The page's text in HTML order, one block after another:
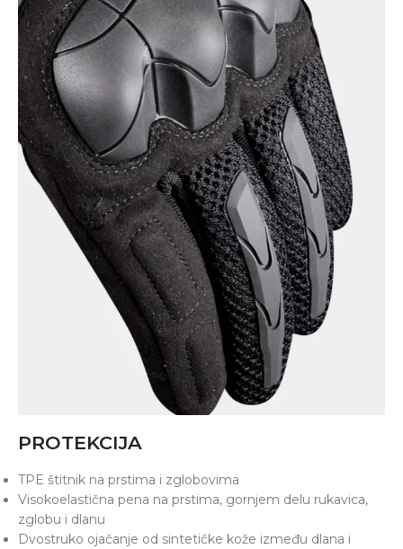
PROTEKCIJA
TPE štitnik na prstima i zglobovima
Visokoelastična pena na prstima, gornjem delu rukavica,
zglobu i dlanu
Dvostruko ojačanje od sintetičke kože između dlana i